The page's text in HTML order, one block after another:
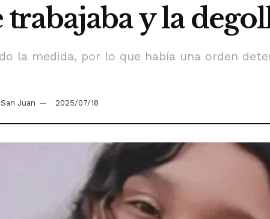
trabajaba y la
la medida, por lo que había una orden
Juan 2025/07/18